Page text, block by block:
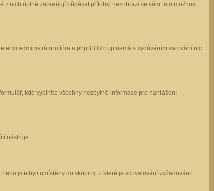
nich úplně zabraňují přidávat přílohy, nezobrazí se vám tato možnost
administrátorů fóra a phpBB Group nemá s vydáváním varování nic
kde vyplníte všechny nezbytné informace pro nahlášení
nástroje.
jste byli umístěny do skupiny, u které je schvalování vyžadováno.